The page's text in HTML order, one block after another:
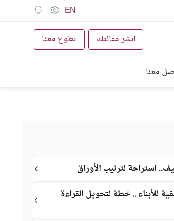
EN
انشر مقالتك تطوع معنا
معنا
استراحة لترتيب الأوراق
للأبناء .. خطة لتحويل القراءة